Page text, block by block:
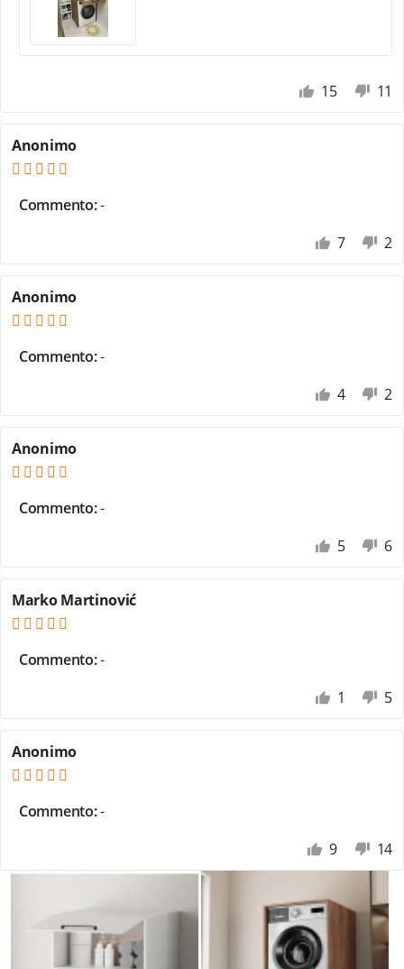
15 11
Anonimo
Commento:-
7
2
Anonimo
Commento:-
4
2
Anonimo
Commento:-
5
6
Marko Martinović
Commento:-
1
5
Anonimo
Commento:-
9
14